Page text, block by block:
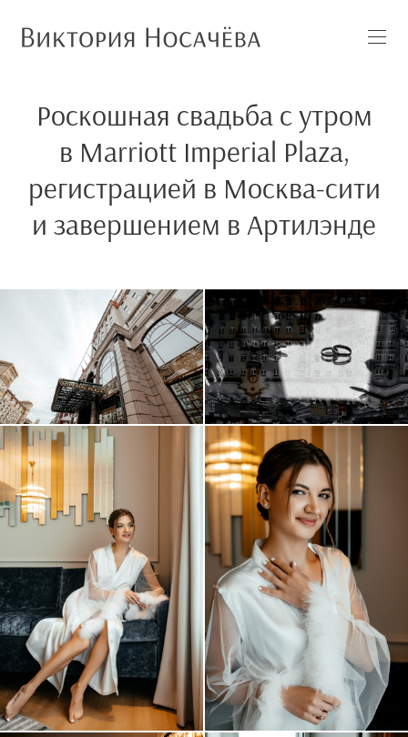
Роскошная свадьба с утром
в Marriott Imperial Plaza,
регистрацией в Москва-сити
и завершением в Артилэнде